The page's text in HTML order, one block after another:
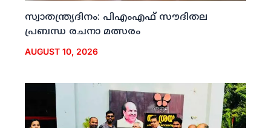
സ്വാതന്ത്ര്യദിനം: പിഎംഎഫ് സൗദിതല
പ്രബന്ധ രചനാ മത്സരം
AUGUST 10, 2026